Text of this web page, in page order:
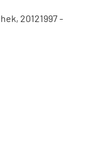
20121997 -